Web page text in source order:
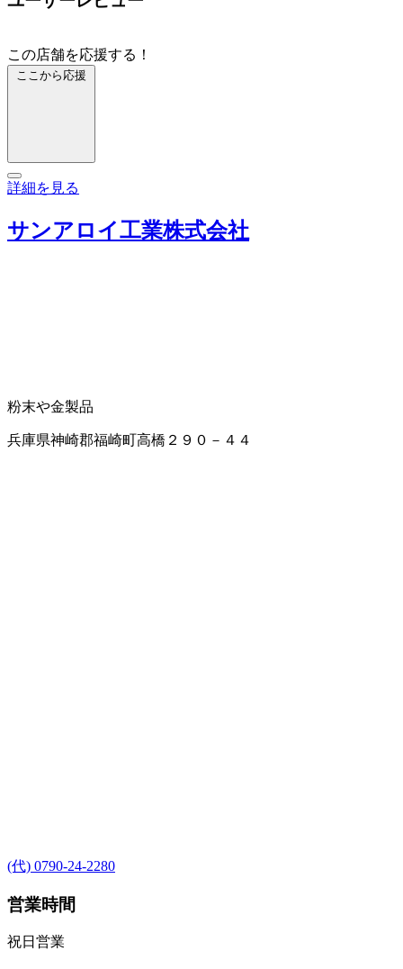
この店舗を応援する！
ここから応援
詳細を見る
サンアロイ工業株式会社
粉末や金製品
兵庫県神崎郡福崎町高橋２９０－４４
(代) 0790-24-2280
営業時間
祝日営業